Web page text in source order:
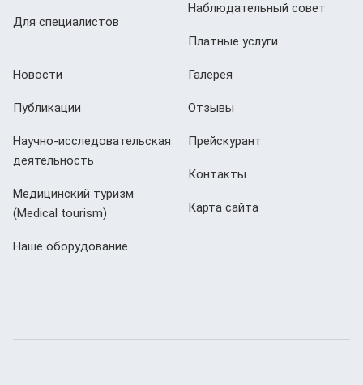
Для специалистов
Наблюдательный совет
Платные услуги
Новости
Публикации
Научно-исследовательская
деятельность
Медицинский туризм
(Мedical tourism)
Наше оборудование
Галерея
Отзывы
Прейскурант
Контакты
Карта сайта